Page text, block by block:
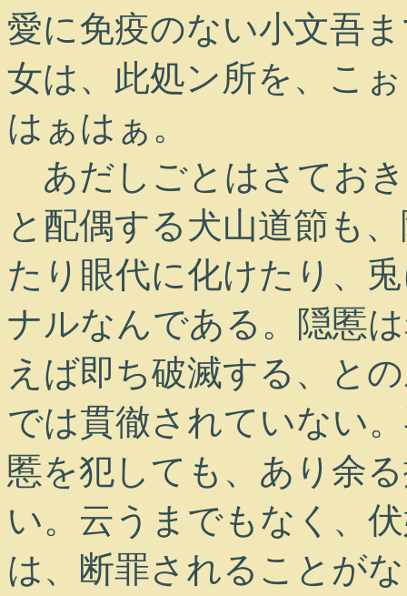
愛に免疫のない小文吾
女は、此処ン所を、こ
はぁはぁ。
あだしごとはさてお
と配偶する犬山道節も
たり眼代に化けたり、
ナルなんである。隠慝
えば即ち破滅する、と
では貫徹されていない
慝を犯しても、あり余
い。云うまでもなく、
は、断罪されることが